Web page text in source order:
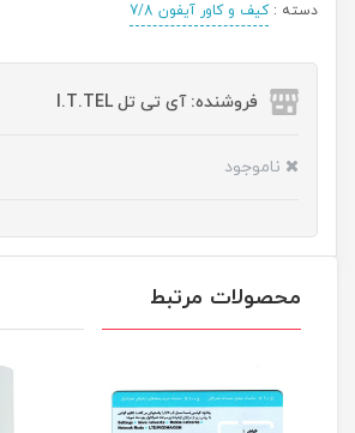
دسته :کیف و کاور آیفون 7/8
فروشنده: آی تی تل I.T.TEL
ناموجود
محصولات مرتبط